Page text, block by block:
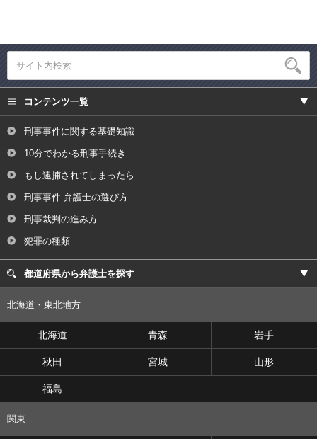
コンテンツ一覧
刑事事件に関する基礎知識
10分でわかる刑事手続き
もし逮捕されてしまったら
刑事事件 弁護士の選び方
刑事裁判の進み方
犯罪の種類
都道府県から弁護士を探す
北海道・東北地方
北海道 青森 岩手
秋田 宮城 山形
福島
関東